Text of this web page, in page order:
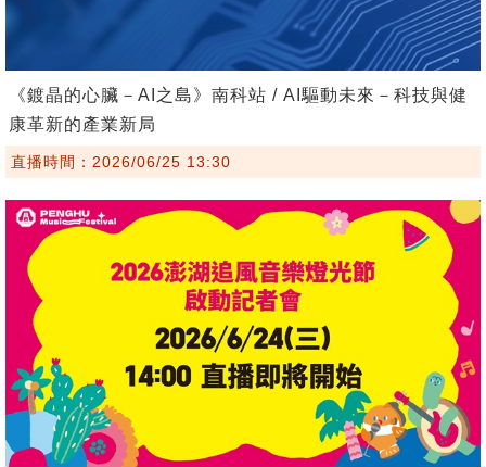
《鍍晶的心臟－AI之島》南科站 / AI驅動未來－科技與健
康革新的產業新局
直播時間：2026/06/25 13:30